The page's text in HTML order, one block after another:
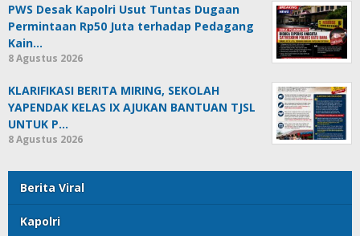
PWS Desak Kapolri Usut Tuntas Dugaan
Permintaan Rp50 Juta terhadap Pedagang
Kain…
8 Agustus 2026
KLARIFIKASI BERITA MIRING, SEKOLAH
YAPENDAK KELAS IX AJUKAN BANTUAN TJSL
UNTUK P…
8 Agustus 2026
Berita Viral
Kapolri